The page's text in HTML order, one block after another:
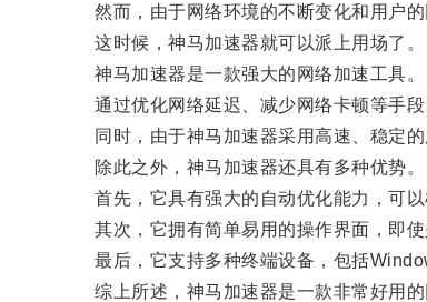
然而，由于网络环境的不断变化和用户的
这时候，神马加速器就可以派上用场了。
神马加速器是一款强大的网络加速工具。
通过优化网络延迟、减少网络卡顿等手段
同时，由于神马加速器采用高速、稳定的
除此之外，神马加速器还具有多种优势。
首先，它具有强大的自动优化能力，可以
其次，它拥有简单易用的操作界面，即使
最后，它支持多种终端设备，包括
综上所述，神马加速器是一款非常好用的